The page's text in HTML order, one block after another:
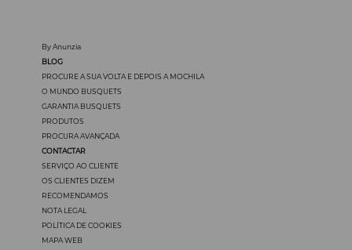
By Anunzia
BLOG
PROCURE A SUA VOLTA E DEPOIS A MOCHILA
O MUNDO BUSQUETS
GARANTIA BUSQUETS
PRODUTOS
PROCURA AVANÇADA
CONTACTAR
SERVIÇO AO CLIENTE
OS CLIENTES DIZEM
RECOMENDAMOS
NOTA LEGAL
POLÍTICA DE COOKIES
MAPA WEB